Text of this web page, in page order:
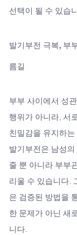
선택이 될 수 있습
발기부전 극복, 부
름길
부부 사이에서 성
행위가 아니라, 서
친밀감을 유지하
발기부전은 남성
줄 뿐 아니라 부부
리울 수 있습니다.
은 검증된 방법을
한 문제가 아닌 새
니다.